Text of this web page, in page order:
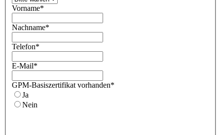
Vorname*
Nachname*
Telefon*
E-Mail*
GPM-Basiszertifikat vorhanden*
Ja
Nein